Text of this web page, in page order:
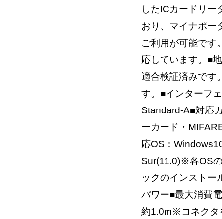
したICカードリー
おり、マイナポー
ご利用が可能です
応しています。■
適合検証済みです
す。■インターフ
Standard-A■対応
ーカード・
応OS：
Sur(11.0)※各OS
ックのインストー
パワー■最大消費
約1.0m※コネクタ